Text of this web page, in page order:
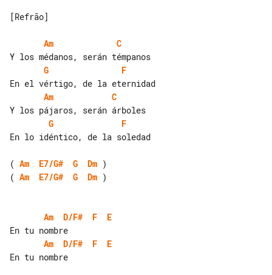
[Refrão]
Am
C
G
F
Am
C
G
F
En lo idéntico, de la soledad
( Am E7/G# G Dm
( Am E7/G# G Dm )
Am D/F# F
E
Am
D/F# F
E
En tu nombre